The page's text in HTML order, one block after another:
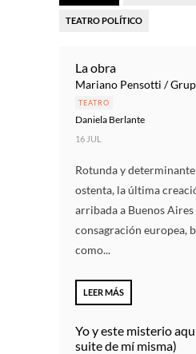
TEATRO POLÍTICO
La obra
Mariano Pensotti /
TEATRO
Daniela Berlante
16 JUL
Rotunda y
ostenta, la última
arribada a Buenos Aires
consagración europea,
como...
LEER MÁS
Yo y este misterio
suite de mí misma)